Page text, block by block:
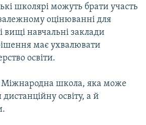
школярі можуть брати участь
оцінюванні для
вищі навчальні заклади
має ухвалювати
освіти.
Міжнародна школа, яка може
освіту, а й